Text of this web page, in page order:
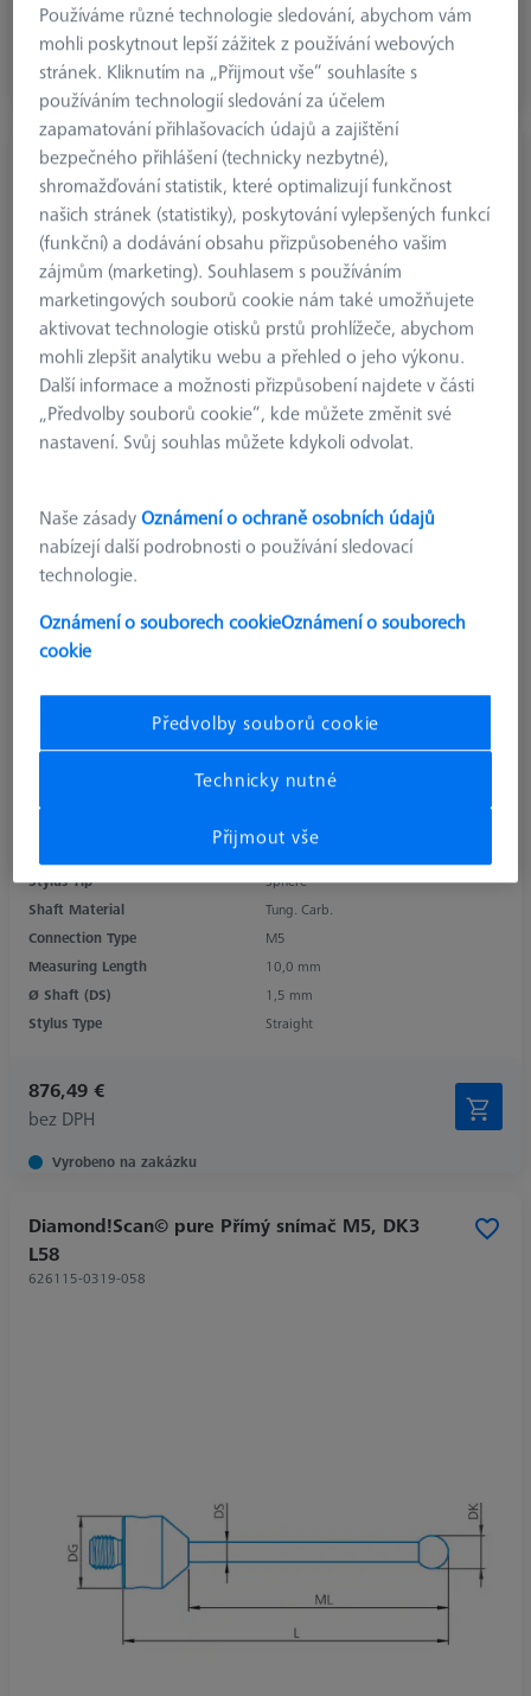
876,49 €
bez DPH
Vyrobeno na zakázku
Diamond!Scan© pure Přímý snímač M5, DK2
L20
626115-0209-020
2,0 mm
Stylus Tip
Sphere
Shaft Material
Tung. Carb.
Connection Type
M5
Measuring Length
10,0 mm
Ø Shaft (DS)
1,5 mm
Stylus Type
Straight
876,49 €
bez DPH
Vyrobeno na zakázku
Diamond!Scan© pure Přímý snímač M5, DK3
L58
626115-0319-058
Používáme různé technologie sledování, abychom vám
mohli poskytnout lepší zážitek z používání webových
stránek. Kliknutím na „Přijmout vše“ souhlasíte s
používáním technologií sledování za účelem
zapamatování přihlašovacích údajů a zajištění
bezpečného přihlášení (technicky nezbytné),
shromažďování statistik, které optimalizují funkčnost
našich stránek (statistiky), poskytování vylepšených funkcí
(funkční) a dodávání obsahu přizpůsobeného vašim
zájmům (marketing). Souhlasem s používáním
marketingových souborů cookie nám také umožňujete
aktivovat technologie otisků prstů prohlížeče, abychom
mohli zlepšit analytiku webu a přehled o jeho výkonu.
Další informace a možnosti přizpůsobení najdete v části
„Předvolby souborů cookie“, kde můžete změnit své
nastavení. Svůj souhlas můžete kdykoli odvolat.
Naše zásadyOznámení o ochraně osobních údajů
nabízejí další podrobnosti o používání sledovací
technologie.
Oznámení o souborech cookieOznámení o souborech
cookie
Předvolby souborů cookie
Technicky nutné
Přijmout vše